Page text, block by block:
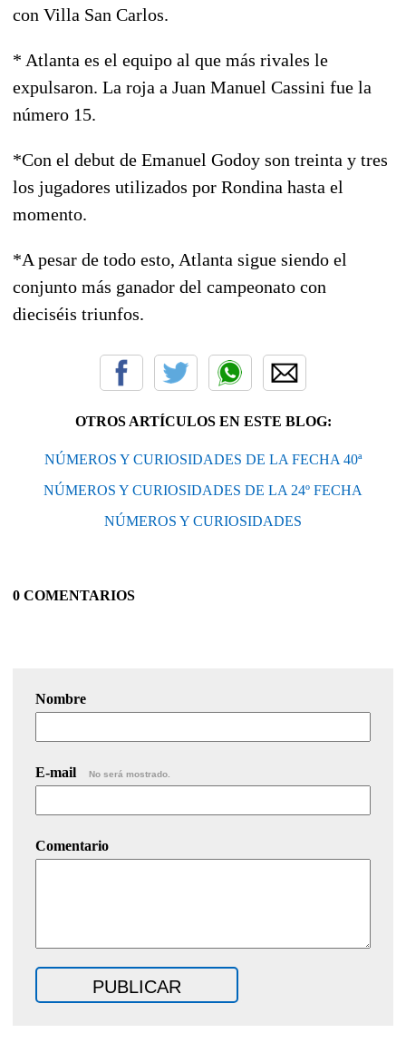
con Villa San Carlos.
* Atlanta es el equipo al que más rivales le
expulsaron. La roja a Juan Manuel Cassini fue la
número 15.
*Con el debut de Emanuel Godoy son treinta y tres
los jugadores utilizados por Rondina hasta el
momento.
*A pesar de todo esto, Atlanta sigue siendo el
conjunto más ganador del campeonato con
dieciséis triunfos.
OTROS ARTÍCULOS EN ESTE BLOG:
NÚMEROS Y CURIOSIDADES DE LA FECHA 40ª
NÚMEROS Y CURIOSIDADES DE LA 24º FECHA
NÚMEROS Y CURIOSIDADES
0 COMENTARIOS
Nombre
E-mail No será mostrado.
Comentario